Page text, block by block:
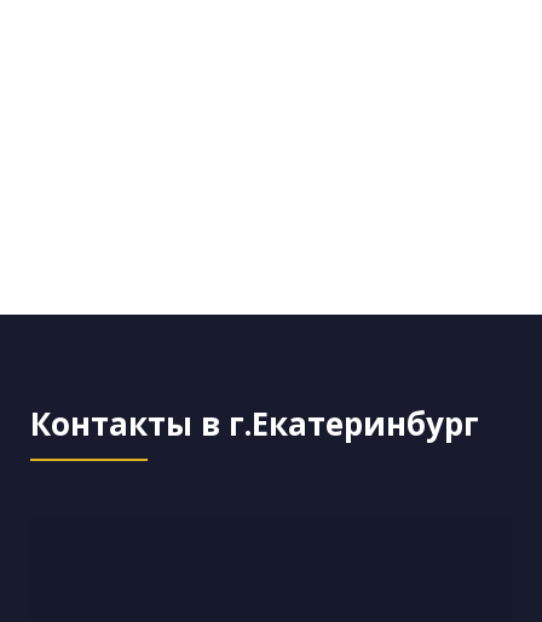
Контакты в г.Екатеринбург